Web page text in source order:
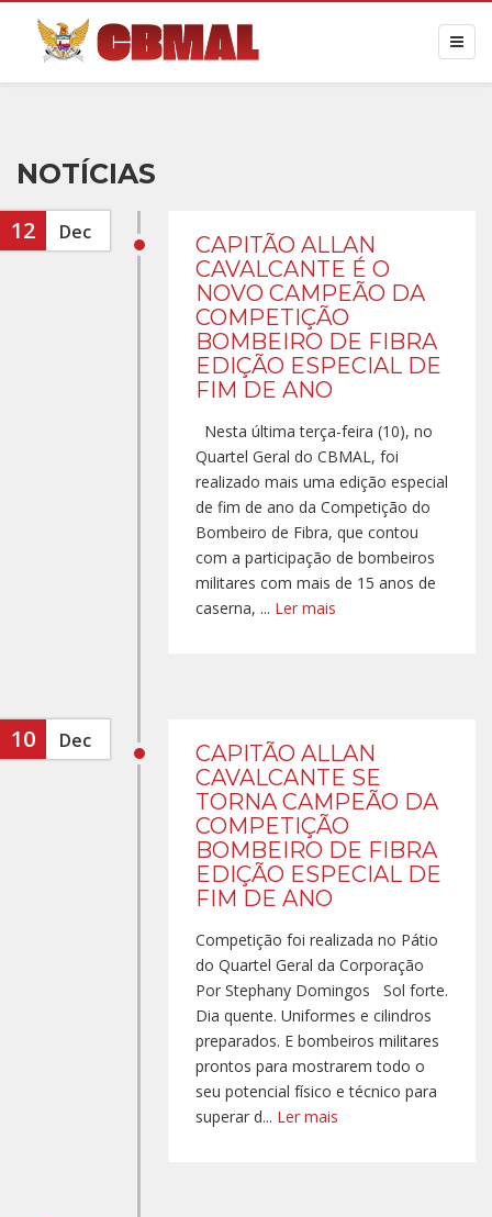
NOTÍCIAS
12 Dec
CAPITÃO ALLAN
CAVALCANTE É O
NOVO CAMPEÃO DA
COMPETIÇÃO
BOMBEIRO DE FIBRA
EDIÇÃO ESPECIAL DE
FIM DE ANO
Nesta última terça-feira (10), no
Quartel Geral do CBMAL, foi
realizado mais uma edição especial
de fim de ano da Competição do
Bombeiro de Fibra, que contou
com a participação de bombeiros
militares com mais de 15 anos de
caserna, ... Ler mais
10 Dec
CAPITÃO ALLAN
CAVALCANTE SE
TORNA CAMPEÃO DA
COMPETIÇÃO
BOMBEIRO DE FIBRA
EDIÇÃO ESPECIAL DE
FIM DE ANO
Competição foi realizada no Pátio
do Quartel Geral da Corporação
Por Stephany Domingos Sol forte.
Dia quente. Uniformes e cilindros
preparados. E bombeiros militares
prontos para mostrarem todo o
seu potencial físico e técnico para
superar d... Ler mais